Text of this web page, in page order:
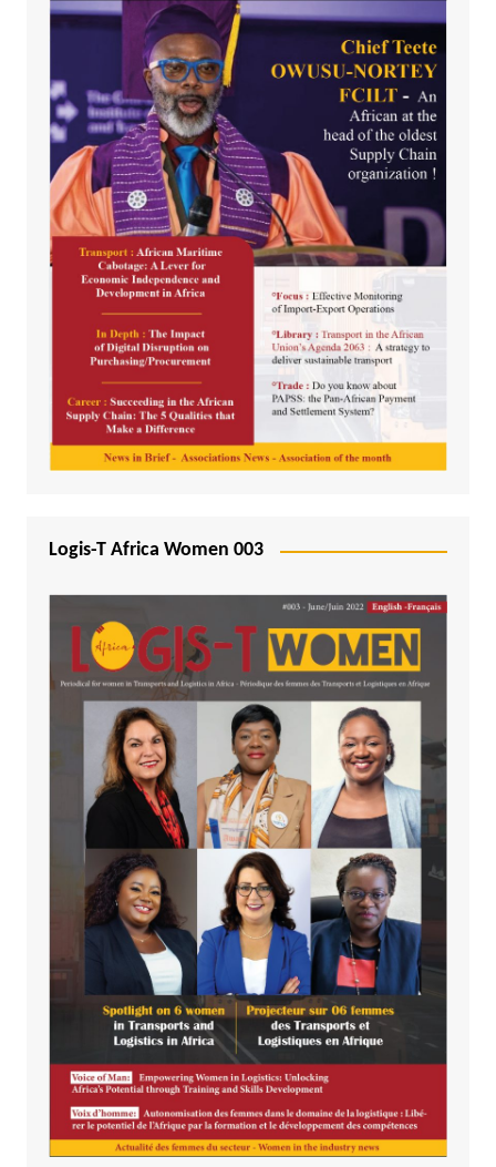
Logis-T Africa Women 003